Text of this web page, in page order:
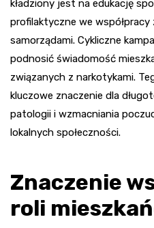
kładziony jest na edukację
profilaktyczne we współpracy
samorządami. Cykliczne
podnosić świadomość
związanych z narkotykami.
kluczowe znaczenie dla
patologii i wzmacniania
lokalnych społeczności.
Znaczenie
roli